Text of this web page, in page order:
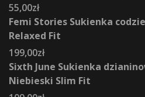
55,00zł
Femi Stories Sukienka
Relaxed Fit
199,00zł
Sixth June Sukienka
Niebieski Slim Fit